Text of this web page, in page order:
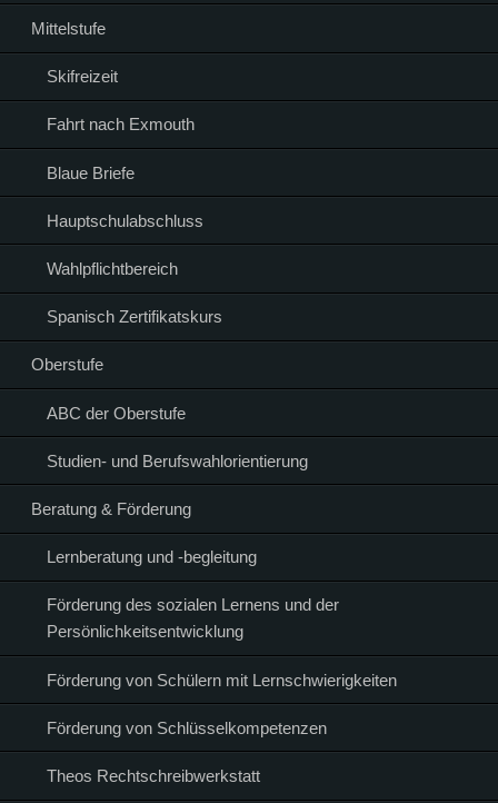
Mittelstufe
Skifreizeit
Fahrt nach Exmouth
Blaue Briefe
Hauptschulabschluss
Wahlpflichtbereich
Spanisch Zertifikatskurs
Oberstufe
ABC der Oberstufe
Studien- und Berufswahlorientierung
Beratung & Förderung
Lernberatung und -begleitung
Förderung des sozialen Lernens und der
Persönlichkeitsentwicklung
Förderung von Schülern mit Lernschwierigkeiten
Förderung von Schlüsselkompetenzen
Theos Rechtschreibwerkstatt